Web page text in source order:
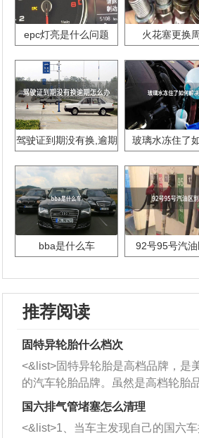
epc灯亮是什么问题 火花塞更换
驾驶证到期没有换,逾期
玻璃水冻住了
bba是什么车 92号95号汽油
推荐阅读
固特异轮胎什么档次
<&list>固特异轮胎是高档品牌，是
的汽车轮胎品牌。虽然是高档轮胎
牌，但是中高低端的轮胎都有生产，
也是为了更好的开拓市场。
国六排气管堵塞怎么清理
<&list>1、当车主发现自己的国六